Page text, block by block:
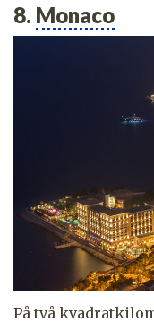
8. Monaco
På två